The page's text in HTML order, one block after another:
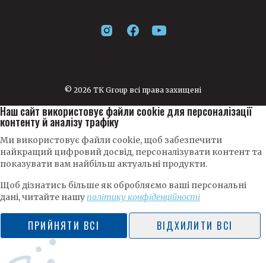
© 2026 TK Group всі права захищені
Наш сайт використовує файли cookie для персоналізації
контенту й аналізу трафіку
Ми використовує файли cookie, щоб забезпечити
найкращий цифровий досвід, персоналізувати контент та
показувати вам найбільш актуальні продукти.
Щоб дізнатись більше як обробляємо ваші персональні
дані, читайте нашуполітику конфіденційності
ПРИЙНЯТИ ВСІ ВІДХИЛИТИ ВСІ